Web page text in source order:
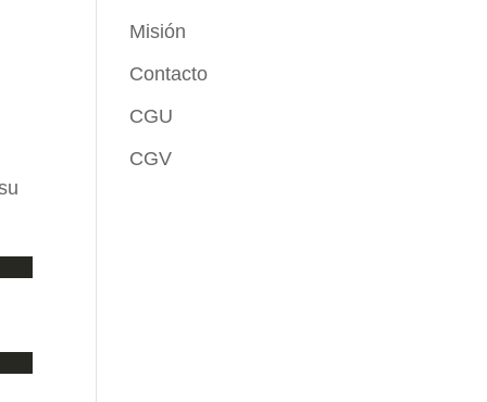
Misión
Contacto
CGU
CGV